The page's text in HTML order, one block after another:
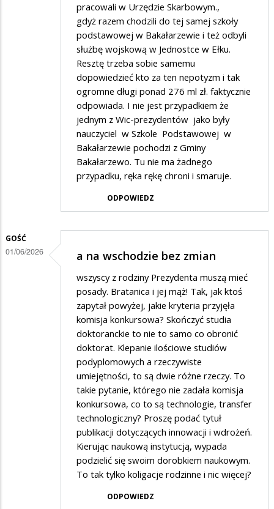
pracowali w Urzędzie Skarbowym.,
gdyż razem chodzili do tej samej szkoły
podstawowej w Bakałarzewie i też odbyli
służbę wojskową w Jednostce w Ełku.
Resztę trzeba sobie samemu
dopowiedzieć kto za ten nepotyzm i tak
ogromne długi ponad 276 ml zł. faktycznie
odpowiada. I nie jest przypadkiem że
jednym z Wic-prezydentów jako były
nauczyciel w Szkole Podstawowej w
Bakałarzewie pochodzi z Gminy
Bakałarzewo. Tu nie ma żadnego
przypadku, ręka rękę chroni i smaruje.
ODPOWIEDZ
GOŚĆ
01/06/2026 a na wschodzie bez zmian
wszyscy z rodziny Prezydenta muszą mieć
posady. Bratanica i jej mąż! Tak, jak ktoś
zapytał powyżej, jakie kryteria przyjęła
komisja konkursowa? Skończyć studia
doktoranckie to nie to samo co obronić
doktorat. Klepanie ilościowe studiów
podyplomowych a rzeczywiste
umiejętności, to są dwie różne rzeczy. To
takie pytanie, którego nie zadała komisja
konkursowa, co to są technologie, transfer
technologiczny? Proszę podać tytuł
publikacji dotyczących innowacji i wdrożeń.
Kierując naukową instytucją, wypada
podzielić się swoim dorobkiem naukowym.
To tak tylko koligacje rodzinne i nic więcej?
ODPOWIEDZ